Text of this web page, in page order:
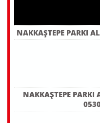
NAKKAŞTEPE PARKI
NAKKAŞTEPE PARKI